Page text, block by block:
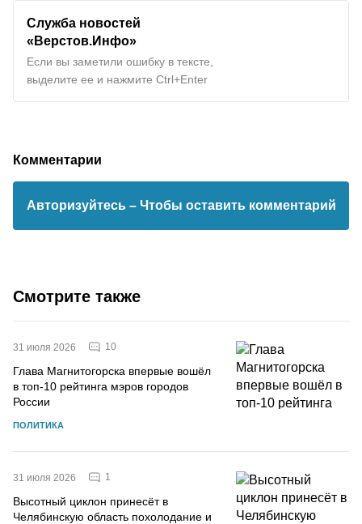
Служба новостей
«Верстов.Инфо»
Если вы заметили ошибку в тексте,
выделите ее и нажмите Ctrl+Enter
Комментарии
Авторизуйтесь – Чтобы оставить комментарий
Смотрите также
31 июля 2026 10
Глава Магнитогорска впервые вошёл
в топ-10 рейтинга мэров городов
России
ПОЛИТИКА
31 июля 2026 1
Высотный циклон принесёт в
Челябинскую область похолодание и